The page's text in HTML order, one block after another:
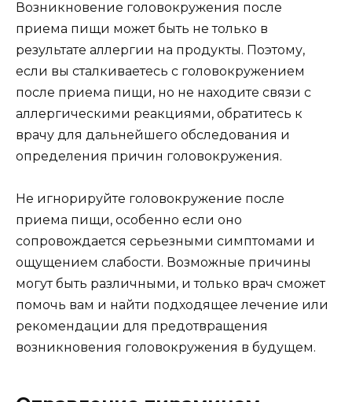
Возникновение головокружения после
приема пищи может быть не только в
результате аллергии на продукты. Поэтому,
если вы сталкиваетесь с головокружением
после приема пищи, но не находите связи с
аллергическими реакциями, обратитесь к
врачу для дальнейшего обследования и
определения причин головокружения.
Не игнорируйте головокружение после
приема пищи, особенно если оно
сопровождается серьезными симптомами и
ощущением слабости. Возможные причины
могут быть различными, и только врач сможет
помочь вам и найти подходящее лечение или
рекомендации для предотвращения
возникновения головокружения в будущем.